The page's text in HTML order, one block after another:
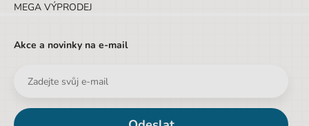
MEGA VÝPRODEJ
Akce a novinky na e-mail